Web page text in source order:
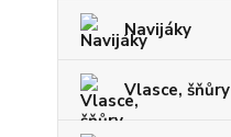
Navijáky
Vlasce, šňůry